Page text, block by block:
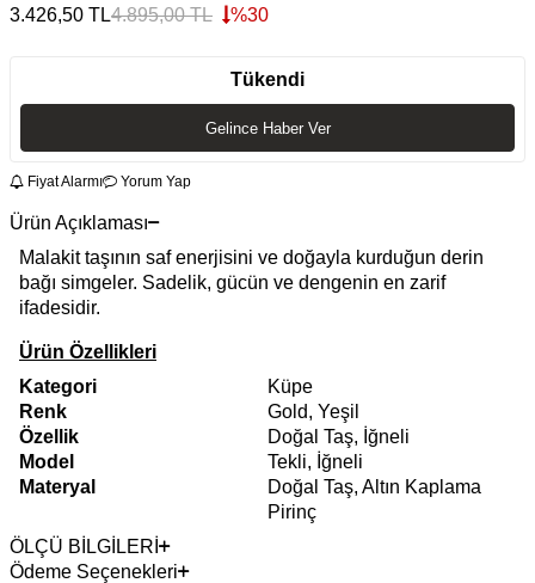
3.426,50 TL4.895,00TL %30
Tükendi
Gelince Haber Ver
Fiyat Alarmı Yorum Yap
Ürün Açıklaması
Malakit taşının saf enerjisini ve doğayla kurduğun derin
bağı simgeler. Sadelik, gücün ve dengenin en zarif
ifadesidir.
Ürün Özellikleri
Kategori
Küpe
Renk
Gold, Yeşil
Özellik
Doğal Taş, İğneli
Model
Tekli, İğneli
Materyal
Doğal Taş, Altın Kaplama
Pirinç
ÖLÇÜ BİLGİLERİ
Ödeme Seçenekleri